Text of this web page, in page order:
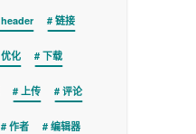
header 链接
优化 下载
上传 评论
作者 编辑器